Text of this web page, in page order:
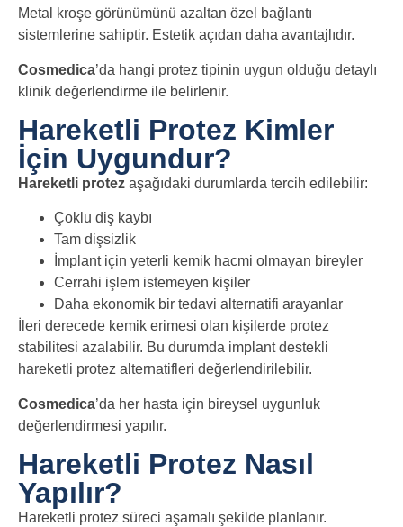
Metal kroşe görünümünü azaltan özel bağlantı
sistemlerine sahiptir. Estetik açıdan daha avantajlıdır.
Cosmedica’da hangi protez tipinin uygun olduğu detaylı
klinik değerlendirme ile belirlenir.
Hareketli Protez Kimler
İçin Uygundur?
Hareketli protez aşağıdaki durumlarda tercih edilebilir:
Çoklu diş kaybı
Tam dişsizlik
İmplant için yeterli kemik hacmi olmayan bireyler
Cerrahi işlem istemeyen kişiler
Daha ekonomik bir tedavi alternatifi arayanlar
İleri derecede kemik erimesi olan kişilerde protez
stabilitesi azalabilir. Bu durumda implant destekli
hareketli protez alternatifleri değerlendirilebilir.
Cosmedica’da her hasta için bireysel uygunluk
değerlendirmesi yapılır.
Hareketli Protez Nasıl
Yapılır?
Hareketli protez süreci aşamalı şekilde planlanır.